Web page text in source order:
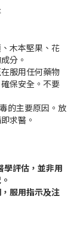
木本堅果、花
分。
服用任何藥物
保安全。不要
的主要原因。放
求醫。
學評估，並非用
服用指示及注